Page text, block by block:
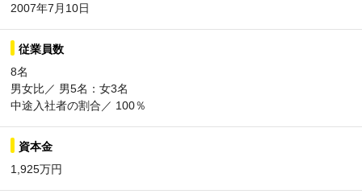
2007年7月10日
従業員数
8名
男女比／ 男5名：女3名
中途入社者の割合／ 100％
資本金
1,925万円